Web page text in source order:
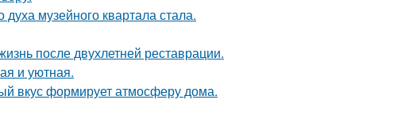
музейного квартала стала.
после двухлетней реставрации.
и уютная.
вкус формирует атмосферу дома.